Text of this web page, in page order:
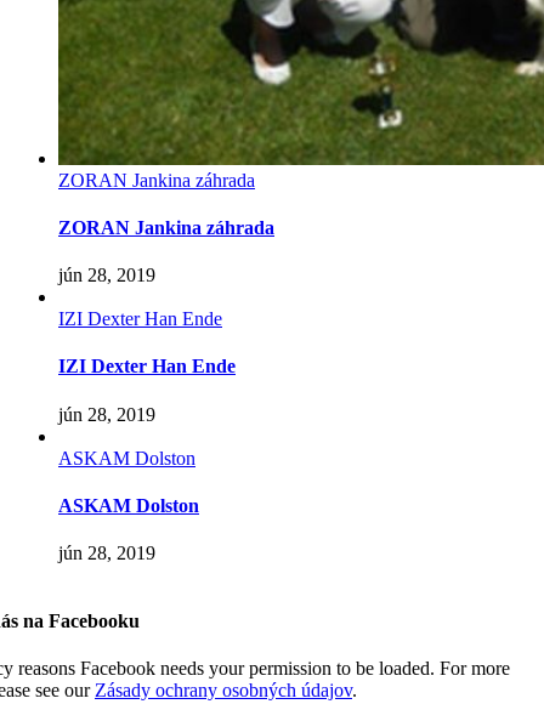
ZORAN Jankina záhrada
ZORAN Jankina záhrada
jún 28, 2019
IZI Dexter Han Ende
IZI Dexter Han Ende
jún 28, 2019
ASKAM Dolston
ASKAM Dolston
jún 28, 2019
na Facebooku
reasons Facebook needs your permission to be loaded. For more
see our Zásady ochrany osobných údajov.